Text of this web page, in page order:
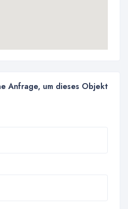
Anfrage, um dieses Objekt